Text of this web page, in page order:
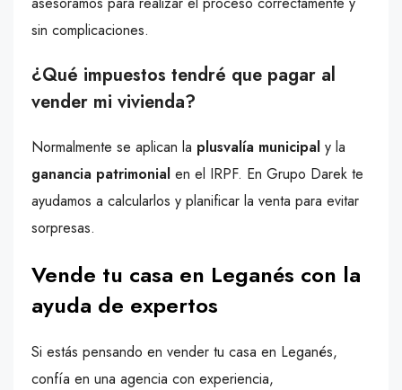
sin complicaciones.
¿Qué impuestos tendré que pagar al
vender mi vivienda?
Normalmente se aplican la plusvalía municipal y la
ganancia patrimonial en el IRPF. En Grupo Darek te
ayudamos a calcularlos y planificar la venta para evitar
sorpresas.
Vende tu casa en Leganés con la
ayuda de expertos
Si estás pensando en vender tu casa en Leganés,
confía en una agencia con experiencia,